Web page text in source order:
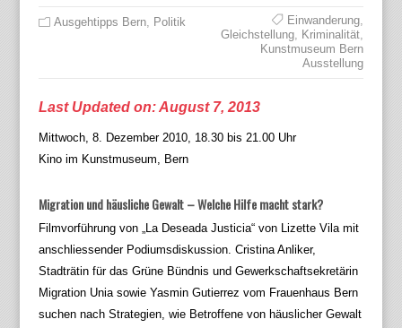
Ausgehtipps Bern, Politik Einwanderung,
Gleichstellung, Kriminalität,
Kunstmuseum Bern
Ausstellung
Last Updated on: August 7, 2013
Mittwoch, 8. Dezember 2010, 18.30 bis 21.00 Uhr
Kino im Kunstmuseum, Bern
Migration und häusliche Gewalt – Welche Hilfe macht stark?
Filmvorführung von „La Deseada Justicia“ von Lizette Vila mit
anschliessender Podiumsdiskussion. Cristina Anliker,
Stadträtin für das Grüne Bündnis und Gewerkschaftsekretärin
Migration Unia sowie Yasmin Gutierrez vom Frauenhaus Bern
suchen nach Strategien, wie Betroffene von häuslicher Gewalt